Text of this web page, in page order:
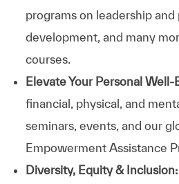
programs on leadership and
development, and many
courses.
Elevate Your Personal Well-
financial, physical, and
seminars, events, and our
Empowerment Assistance
Diversity, Equity & Inclusion: